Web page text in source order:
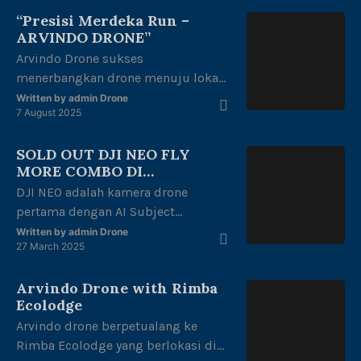
jenis-jenis drone DJI dengan cepat,
mulai dari yang cocok untuk
pemula, sebagai mainan yang […]
“Presisi Merdeka Run –
ARVINDO DRONE”
Arvindo Drone sukses
menerbangkan drone menuju lokasi
start Runing untuk melakukan
mapping area di halaman kantor
“merdeka berlari, junjung adat tuah
negeri” dalam rangka kemerdekaan
Republik Indonesia ke 80 thn.
Dengan di ikuti oleh berbagai
kalangan mulai dari anak-anak,
remaja, dewasa hingga lansia juga
Written by admin Drone
7 August 2025
SOLD OUT DJI NEO FLY
MORE COMBO DI
PENGHUJUNG RAMADHAN
DJI NEO adalah kamera drone
pertama dengan AI Subject
dilengkapi voice control dan mobile
control. Dji NEO FLY MORE COMBO
penghujung bulan ramadhan tahun
ini. Arvindo Drone sangat senang
bisa bersama para pecinta
photography atau sejenisnya yang
Written by admin Drone
27 March 2025
Arvindo Drone with Rimba
Ecolodge
Arvindo drone berpetualang ke
Rimba Ecolodge yang berlokasi di